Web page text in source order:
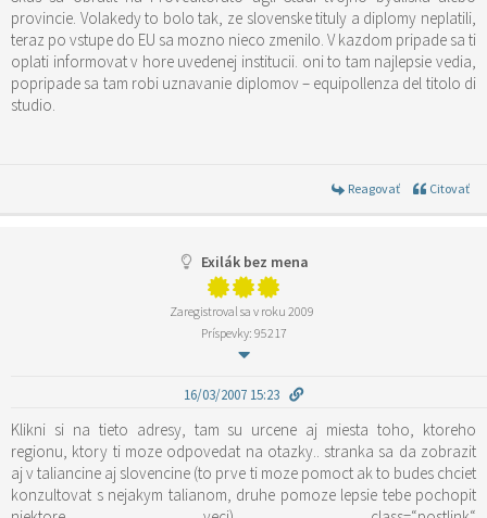
provincie. Volakedy to bolo tak, ze slovenske tituly a diplomy neplatili,
teraz po vstupe do EU sa mozno nieco zmenilo. V kazdom pripade sa ti
oplati informovat v hore uvedenej institucii. oni to tam najlepsie vedia,
popripade sa tam robi uznavanie diplomov – equipollenza del titolo di
studio.
Reagovať Citovať
Exilák bez mena
Zaregistroval sa v roku 2009
Príspevky: 95217
16/03/2007 15:23
Klikni si na tieto adresy, tam su urcene aj miesta toho, ktoreho
regionu, ktory ti moze odpovedat na otazky.. stranka sa da zobrazit
aj v taliancine aj slovencine (to prve ti moze pomoct ak to budes chciet
konzultovat s nejakym talianom, druhe pomoze lepsie tebe pochopit